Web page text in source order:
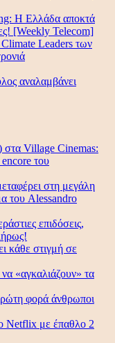
Η Ελλάδα αποκτά
[Weekly Telecom]
Leaders των
αναλαμβάνει
στα Village Cinemas:
encore του
στη μεγάλη
του Alessandro
επιδόσεις,
κάθε στιγμή σε
«αγκαλιάζουν» τα
φορά άνθρωποι
Netflix με έπαθλο 2